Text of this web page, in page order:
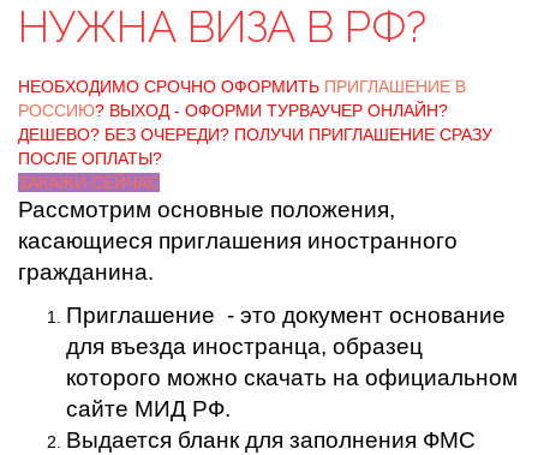
НУЖНА ВИЗА В РФ?
НЕОБХОДИМО СРОЧНО ОФОРМИТЬ ПРИГЛАШЕНИЕ В
РОССИЮ? ВЫХОД - ОФОРМИ ТУРВАУЧЕР ОНЛАЙН?
ДЕШЕВО? БЕЗ ОЧЕРЕДИ? ПОЛУЧИ ПРИГЛАШЕНИЕ СРАЗУ
ПОСЛЕ ОПЛАТЫ?
ЗАКАЖИ СЕЙЧАС
Рассмотрим основные положения,
касающиеся приглашения иностранного
гражданина.
Приглашение - это документ основание
для въезда иностранца, образец
которого можно скачать на официальном
сайте МИД РФ.
Выдается бланк для заполнения ФМС